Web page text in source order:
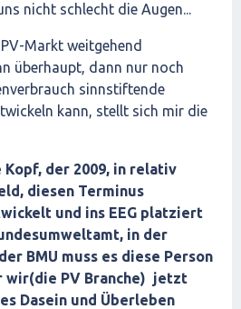
nicht schlecht die Augen...
Markt weitgehend
überhaupt, dann nur noch
sinnstiftende
kann, stellt sich mir die
der 2009, in relativ
diesen Terminus
und ins EEG platziert
in der
BMU muss es diese Person
wir(die PV Branche) jetzt
Dasein und Überleben